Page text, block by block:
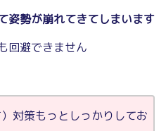
姿勢が崩れてきてしまいます
回避できません
対策もっとしっかりしてお